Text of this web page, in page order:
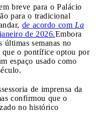
breve para o Palácio
para o tradicional
de acordo com La
de 2026.Embora
últimas semanas no
que o pontífice optou por
espaço usado como
de imprensa da
confirmou que o
no histórico